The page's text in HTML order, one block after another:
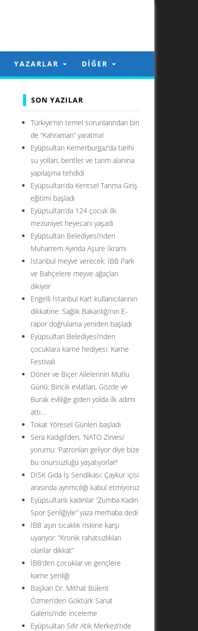
YAZARLAR DIĞER
SON YAZILAR
Türkiye’nin temel sorunlarından biri
de ”Kahraman” yaratma!
Eyüpsultan Kemerburgaz’da tarihi
su yolları, bentler ve tarım alanına
yapılaşma tehdidi
Eyüpsultan’da Kentsel Tarıma Giriş
eğitimi başladı
Eyüpsultan’da 124 çocuk ilk
mezuniyet heyecanı yaşadı
Eyüpsultan Belediyesi’nden
Muharrem Ayında Aşure İkramı
İstanbul meyve verecek: İBB Park
ve Bahçelere meyve ağaçları
dikiyor
Engelli İstanbul Kart kullanıcılarının
dikkatine: Sağlık Bakanlığı’nın E-
rapor doğrulama yeniden başladı
Eyüpsultan Belediyesi’nden
çocuklara karne hediyesi: Karne
Festivali
Döner ve Biçer Ailelerinin Mutlu
Günü: Biricik evlatları, Gözde ve
Burak evliliğe giden yolda ilk adımı
attı…
Tokat Yöresel Günleri başladı
Sera Kadıgil’den, ‘NATO Zirvesi’
yorumu: ‘Patronları geliyor diye bize
bu onursuzluğu yaşatıyorlar!’
DİSK Gıda İş Sendikası: Çaykur içisi
arasında ayrımcılığı kabul etmiyoruz
Eyüpsultanlı kadınlar “Zumba Kadın
Spor Şenliğiyle” yaza merhaba dedi
İBB aşırı sıcaklık riskine karşı
uyarıyor: ”Kronik rahatsızlıkları
olanlar dikkat”
İBB’den çocuklar ve gençlere
karne şenliği
Başkan Dr. Mithat Bülent
Özmen’den Göktürk Sanat
Galerisi’nde inceleme
Eyüpsultan Sıfır Atık Merkezi’nde